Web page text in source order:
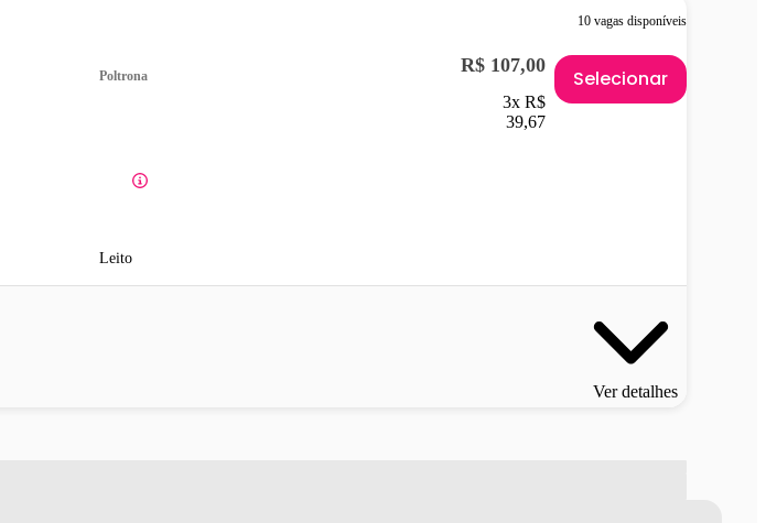
10 vagas disponíveis
Poltrona
Leito
R$ 107,00
3x R$
39,67
Selecionar
Ver detalhes